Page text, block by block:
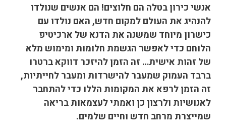
אנשי כירון בטלה הם חלוצים! הם אנשים שנולדו
להנהיג את העולם למקום חדש, האם נולדו עם
כישרון מיוחד שמשנה את הדנא של ארכיטיפ
הלוחם כדי לאפשר הגשמת חלומות ומימוש מלא
של זהות אישית… זה הזמן להיזכר דווקא ברטרו
ברבד העמוק שמעבר להישרדות ומעבר לחייתיות,
זה הזמן לרפא את המקומות הללו כדי להתחבר
לאנושיות ולרצון כן ואמתי לעצמאות בריאה
שמייצרת מרחב חדש וחיים שלמים.